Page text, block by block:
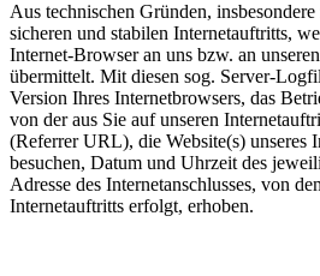
Aus technischen Gründen,
sicheren und stabilen Internetauftritts,
Internet-Browser an uns bzw. an
übermittelt. Mit diesen sog. Server-
Version Ihres Internetbrowsers, das
von der aus Sie auf unseren
(Referrer URL), die Website(s) unseres
besuchen, Datum und Uhrzeit des
Adresse des Internetanschlusses, von
Internetauftritts erfolgt, erhoben.